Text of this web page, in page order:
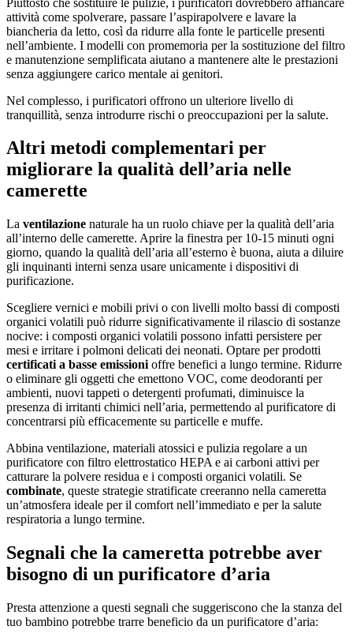
attività come spolverare, passare l’aspirapolvere e lavare la
biancheria da letto, così da ridurre alla fonte le particelle presenti
nell’ambiente. I modelli con promemoria per la sostituzione del filtro
e manutenzione semplificata aiutano a mantenere alte le prestazioni
senza aggiungere carico mentale ai genitori.
Nel complesso, i purificatori offrono un ulteriore livello di
tranquillità, senza introdurre rischi o preoccupazioni per la salute.
Altri metodi complementari per
migliorare la qualità dell’aria nelle
camerette
La ventilazione naturale ha un ruolo chiave per la qualità dell’aria
all’interno delle camerette. Aprire la finestra per 10-15 minuti ogni
giorno, quando la qualità dell’aria all’esterno è buona, aiuta a diluire
gli inquinanti interni senza usare unicamente i dispositivi di
purificazione.
Scegliere vernici e mobili privi o con livelli molto bassi di composti
organici volatili può ridurre significativamente il rilascio di sostanze
nocive: i composti organici volatili possono infatti persistere per
mesi e irritare i polmoni delicati dei neonati. Optare per prodotti
certificati a basse emissioni offre benefici a lungo termine. Ridurre
o eliminare gli oggetti che emettono VOC, come deodoranti per
ambienti, nuovi tappeti o detergenti profumati, diminuisce la
presenza di irritanti chimici nell’aria, permettendo al purificatore di
concentrarsi più efficacemente su particelle e muffe.
Abbina ventilazione, materiali atossici e pulizia regolare a un
purificatore con filtro elettrostatico HEPA e ai carboni attivi per
catturare la polvere residua e i composti organici volatili. Se
combinate, queste strategie stratificate creeranno nella cameretta
un’atmosfera ideale per il comfort nell’immediato e per la salute
respiratoria a lungo termine.
Segnali che la cameretta potrebbe aver
bisogno di un purificatore d’aria
Presta attenzione a questi segnali che suggeriscono che la stanza del
tuo bambino potrebbe trarre beneficio da un purificatore d’aria: